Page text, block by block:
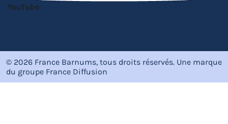
YouTube
© 2026 France Barnums, tous droits réservés. Une marque
du groupe France Diffusion